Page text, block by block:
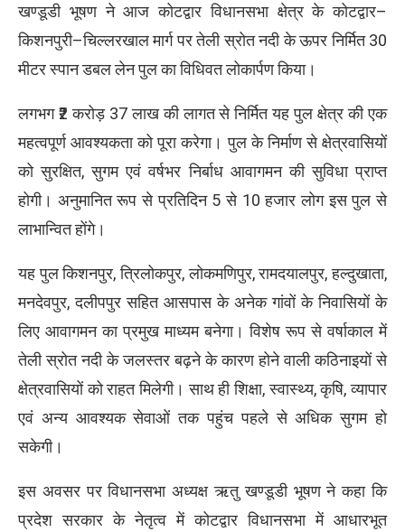
खण्डूडी भूषण ने आज कोटद्वार विधानसभा क्षेत्र के कोटद्वार–
किशनपुरी–चिल्लरखाल मार्ग पर तेली स्रोत नदी के ऊपर निर्मित 30
मीटर स्पान डबल लेन पुल का विधिवत लोकार्पण किया।
लगभग ₹2 करोड़ 37 लाख की लागत से निर्मित यह पुल क्षेत्र की एक
महत्वपूर्ण आवश्यकता को पूरा करेगा। पुल के निर्माण से क्षेत्रवासियों
को सुरक्षित, सुगम एवं वर्षभर निर्बाध आवागमन की सुविधा प्राप्त
होगी। अनुमानित रूप से प्रतिदिन 5 से 10 हजार लोग इस पुल से
लाभान्वित होंगे।
यह पुल किशनपुर, त्रिलोकपुर, लोकमणिपुर, रामदयालपुर, हल्दुखाता,
मनदेवपुर, दलीपपुर सहित आसपास के अनेक गांवों के निवासियों के
लिए आवागमन का प्रमुख माध्यम बनेगा। विशेष रूप से वर्षाकाल में
तेली स्रोत नदी के जलस्तर बढ़ने के कारण होने वाली कठिनाइयों से
क्षेत्रवासियों को राहत मिलेगी। साथ ही शिक्षा, स्वास्थ्य, कृषि, व्यापार
एवं अन्य आवश्यक सेवाओं तक पहुंच पहले से अधिक सुगम हो
सकेगी।
इस अवसर पर विधानसभा अध्यक्ष ऋतु खण्डूडी भूषण ने कहा कि
प्रदेश सरकार के नेतृत्व में कोटद्वार विधानसभा में आधारभूत